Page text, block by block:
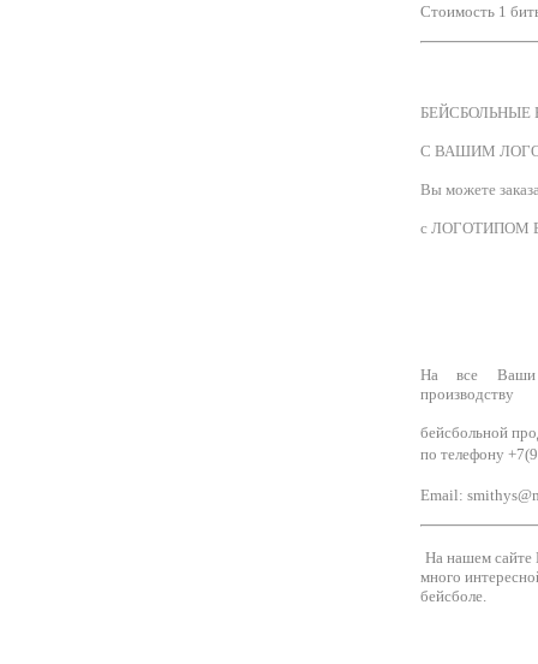
Стоимость 1
БЕЙСБОЛЬНЫЕ
С ВАШИМ
Вы можете
с ЛОГОТИПОМ
На все Ваши
производству
бейсбольной
по телефону
Email:
На нашем
много
бейсболе.